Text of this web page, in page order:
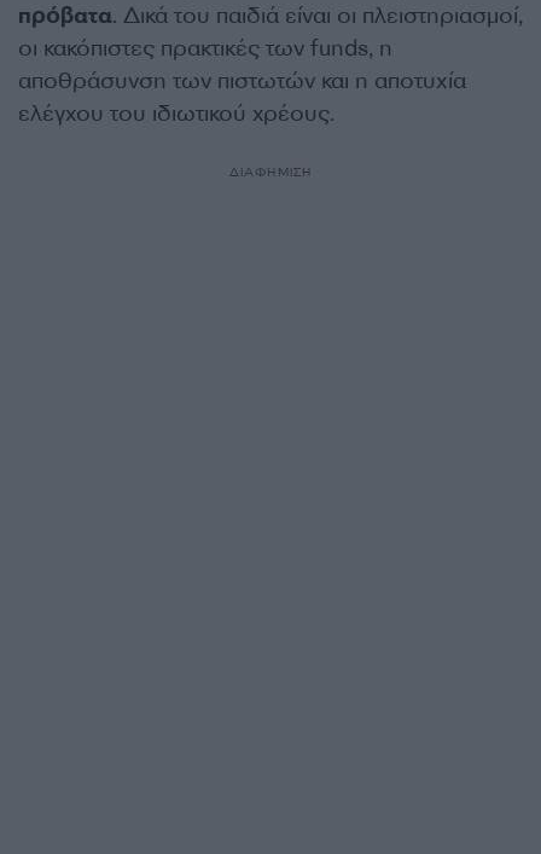
πρόβατα. Δικά του παιδιά είναι οι πλειστηριασμοί,
οι κακόπιστες πρακτικές των funds, η
αποθράσυνση των πιστωτών και η αποτυχία
ελέγχου του ιδιωτικού χρέους.
ΔΙΑΦΗΜΙΣΗ